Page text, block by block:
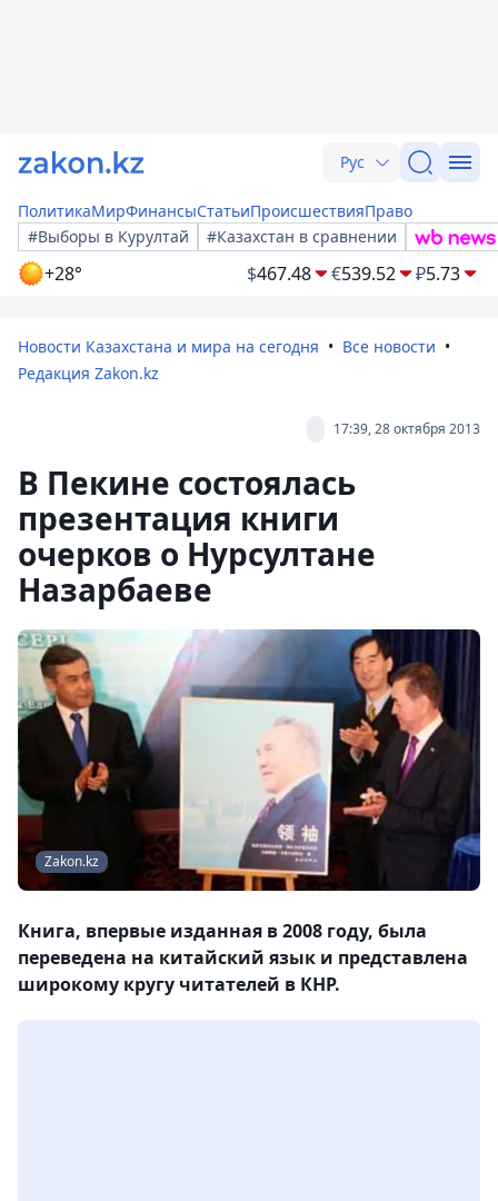
Рус
ПолитикаМирФинансыСтатьиПроисшествияПраво
#Выборы в Курултай
#Казахстан в сравнении
+28° $467.48 €539.52 ₽5.73
Новости Казахстана и мира на сегодня
Все новости
Редакция Zakon.kz
17:39, 28 октября 2013
В Пекине состоялась
презентация книги
очерков о Нурсултане
Назарбаеве
Zakon.kz
Книга, впервые изданная в 2008 году, была
переведена на китайский язык и представлена
широкому кругу читателей в КНР.